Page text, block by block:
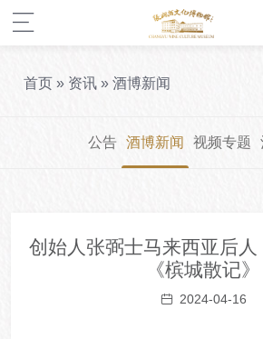
首页 » 资讯 » 酒博新闻
公告 酒博新闻 视频专题
创始人张弼士马来西亚后
《槟城散记》
2024-04-16